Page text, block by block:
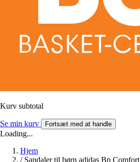
Kurv subtotal
Se min kurv Fortsæt med at handle
Loading...
Hjem
/ Sandaler til børn adidas Bp Comfort